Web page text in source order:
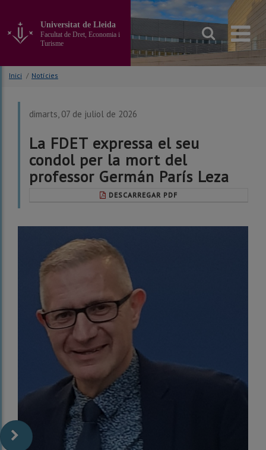
contingut
principal
la
pàgina
Universitat de Lleida
Facultat de Dret, Economia i
Turisme
Inici / Notícies
dimarts, 07 de juliol de 2026
La FDET expressa el seu
condol per la mort del
professor Germán París Leza
DESCARREGAR PDF